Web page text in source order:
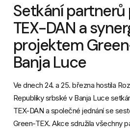
Setkání
TEX-DAN a
projektem
Banja Luce
Ve dnech 24. a 25. března hostila
Republiky srbské v Banja Luce
TEX-DAN a společné jednání se
Green-TEX. Akce sdružila všechny